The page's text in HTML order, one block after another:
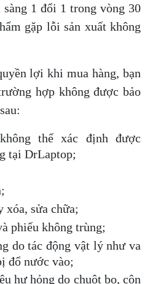
1 đổi 1 trong vòng 30
gặp lỗi sản xuất không
lợi khi mua hàng, bạn
hợp không được bảo
thể xác định được
tại DrLaptop;
xóa, sửa chữa;
phiếu không trùng;
do tác động vật lý như va
đổ nước vào;
hư hỏng do chuột bọ, côn